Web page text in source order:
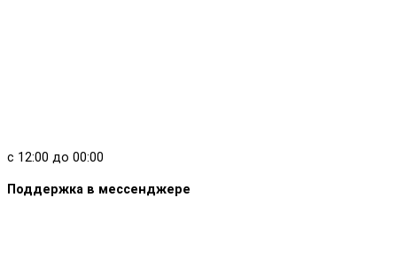
с 12:00 до 00:00
Поддержка в мессенджере